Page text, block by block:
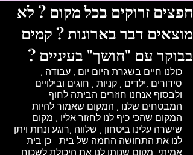
חפצים זרוקים בכל מקום ? לא
מוצאים דבר בארונות ? קמים
בבוקר עם "חושך" בעיניים ?
כולנו חיים בשגרת היום יום , עבודה ,
סידורים ,ילדים , קניות , חוגים ובילויים
ולבסוף אנחנו חוזרים הביתה לחוף
המבטחים שלנו , המקום שאמור להיות
המקום שהכי כיף לנו לחזור אליו , מקום
שישרה עלינו ביטחון , שלווה ,רוגע ונחת ויתן
לנו את התחושה החמה של בית - כן בית
אמיתי, מקום שנותן לנו את היכולת לשכוח